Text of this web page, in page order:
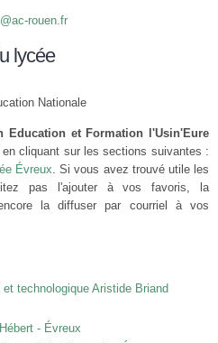
rouen.fr
lycée
Nationale
Education et Formation l'Usin'Eure
cliquant sur les sections suivantes :
Évreux. Si vous avez trouvé utile les
pas l'ajouter à vos favoris, la
la diffuser par courriel à vos
technologique Aristide Briand
- Évreux